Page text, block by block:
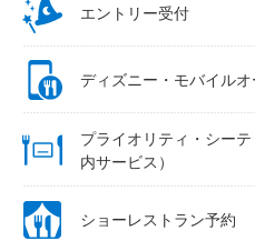
エントリー受付
ディズニー・モバイル
プライオリティ・シー
内サービス）
ショーレストラン予約